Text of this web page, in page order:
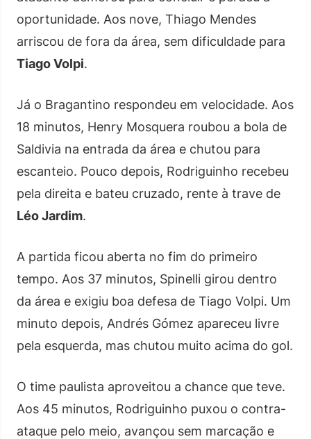
oportunidade. Aos nove, Thiago Mendes
arriscou de fora da área, sem dificuldade para
Tiago Volpi.
Já o Bragantino respondeu em velocidade. Aos
18 minutos, Henry Mosquera roubou a bola de
Saldivia na entrada da área e chutou para
escanteio. Pouco depois, Rodriguinho recebeu
pela direita e bateu cruzado, rente à trave de
Léo Jardim.
A partida ficou aberta no fim do primeiro
tempo. Aos 37 minutos, Spinelli girou dentro
da área e exigiu boa defesa de Tiago Volpi. Um
minuto depois, Andrés Gómez apareceu livre
pela esquerda, mas chutou muito acima do gol.
O time paulista aproveitou a chance que teve.
Aos 45 minutos, Rodriguinho puxou o contra-
ataque pelo meio, avançou sem marcação e